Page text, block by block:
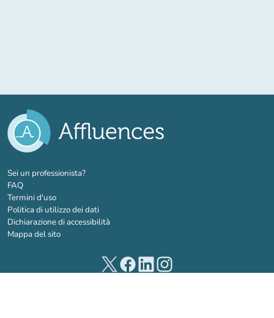
Sei un professionista?(nuova scheda)
FAQ
Termini d'uso
Politica di utilizzo dei dati
Dichiarazione di accessibilità
Mappa del sito
(nuova scheda)
(nuova scheda)
(nuova scheda)